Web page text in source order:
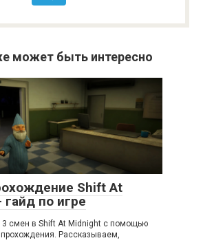
может быть интересно
Shift At
по игре
смен в Shift At Midnight с помощью
Рассказываем,